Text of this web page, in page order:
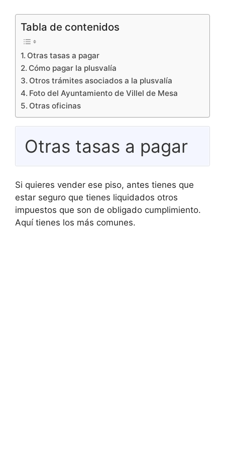
Tabla de contenidos
Otras tasas a pagar
Cómo pagar la plusvalía
Otros trámites asociados a la plusvalía
Foto del Ayuntamiento de Villel de Mesa
Otras oficinas
Otras tasas a pagar
Si quieres vender ese piso, antes tienes que
estar seguro que tienes liquidados otros
impuestos que son de obligado cumplimiento.
Aquí tienes los más comunes.